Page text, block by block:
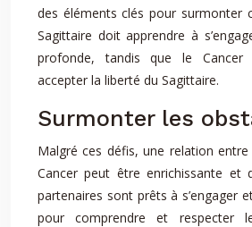
des éléments clés pour surmonter
Sagittaire doit apprendre à
profonde, tandis que le Cancer
accepter la liberté du Sagittaire.
Surmonter les
Malgré ces défis, une relation
Cancer peut être enrichissante et
partenaires sont prêts à s’engager
pour comprendre et respecter